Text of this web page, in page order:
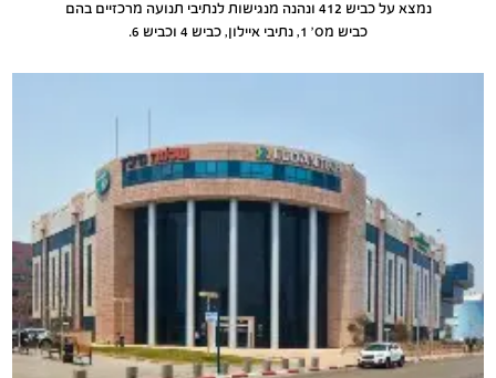
נמצא על כביש 412 ונהנה מנגישות לנתיבי תנועה מרכזיים בהם
כביש מס' 1, נתיבי איילון, כביש 4 וכביש 6.